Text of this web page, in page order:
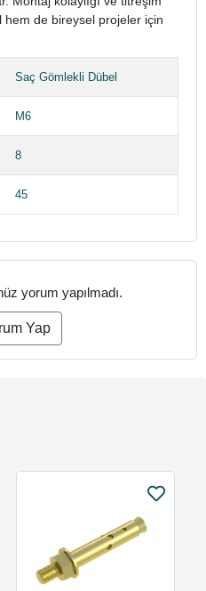
hem de bireysel projeler için
Saç Gömlekli Dübel
M6
8
45
yorum yapılmadı.
Yap